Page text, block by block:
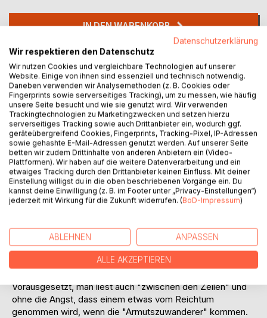
IN DEN WARENKORB
Auf die Merkliste
Titel bewerten
BESCHREIBUNG
Noch nie haben uns die Probleme der Flüchtlinge so dicht
wir wirklich, dass ein hoher Zaun die Ursachen beseitigen
könnte? Haben wir vergessen, wie es den deutschen
Flüchtlingen 1945 ergangen ist? In sieben sehr persönlichen
Vorausgesetzt, man liest auch "zwischen den Zeilen" und
ohne die Angst, dass einem etwas vom Reichtum
genommen wird, wenn die "Armutszuwanderer" kommen.
Datenschutzerklärung
Wir respektieren den Datenschutz
Wir nutzen Cookies und vergleichbare Technologien auf unserer
Website. Einige von ihnen sind essenziell und technisch notwendig.
Daneben verwenden wir Analysemethoden (z. B. Cookies oder
Fingerprints sowie serverseitiges Tracking), um zu messen, wie häufig
unsere Seite besucht und wie sie genutzt wird. Wir verwenden
Trackingtechnologien zu Marketingzwecken und setzen hierzu
serverseitiges Tracking sowie auch Drittanbieter ein, wodurch ggf.
geräteübergreifend Cookies, Fingerprints, Tracking-Pixel, IP-Adressen
sowie gehashte E-Mail-Adressen genutzt werden. Auf unserer Seite
betten wir zudem Drittinhalte von anderen Anbietern ein (Video-
Plattformen). Wir haben auf die weitere Datenverarbeitung und ein
etwaiges Tracking durch den Drittanbieter keinen Einfluss. Mit deiner
Einstellung willigst du in die oben beschriebenen Vorgänge ein. Du
kannst deine Einwilligung (z. B. im Footer unter „Privacy-Einstellungen“)
jederzeit mit Wirkung für die Zukunft widerrufen. (BoD-Impressum)
ABLEHNEN ANPASSEN
ALLE AKZEPTIEREN